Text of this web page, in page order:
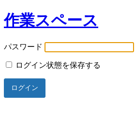
作業スペース
パスワード
ログイン状態を保存する